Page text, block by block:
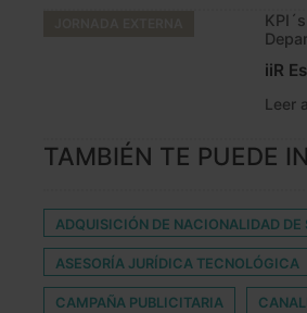
iiR
Leer
TAMBIÉN TE PUEDE
ADQUISICIÓN DE NACIONALIDAD DE
ASESORÍA JURÍDICA TECNOLÓGICA
CAMPAÑA PUBLICITARIA